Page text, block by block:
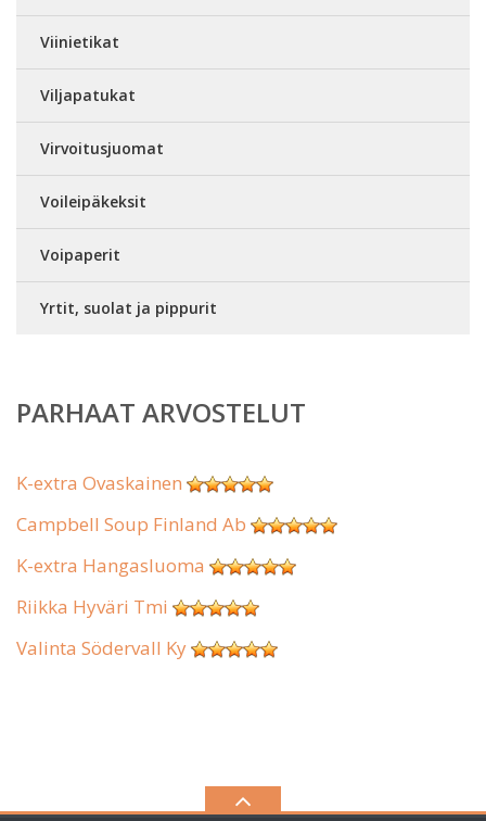
Viinietikat
Viljapatukat
Virvoitusjuomat
Voileipäkeksit
Voipaperit
Yrtit, suolat ja pippurit
PARHAAT ARVOSTELUT
K-extra Ovaskainen
Campbell Soup Finland Ab
K-extra Hangasluoma
Riikka Hyväri Tmi
Valinta Södervall Ky